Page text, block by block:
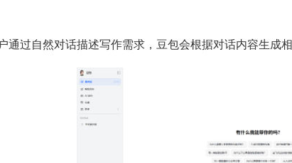
通过自然对话描述写作需求，豆包会根据对话内容生成